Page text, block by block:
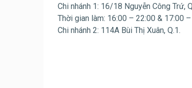
Chi nhánh 1: 16/18 Nguyễn Công Trứ,
Thời gian làm: 16:00 – 22:00 & 17:00
Chi nhánh 2: 114A Bùi Thị Xuân, Q.1.